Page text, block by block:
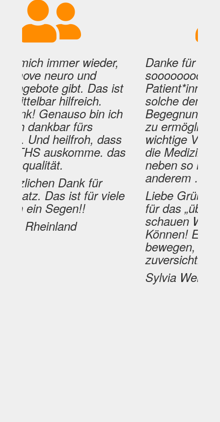
immer wieder,
neuro und
gibt. Das ist
hilfreich.
Genauso bin ich
fürs
heilfroh, dass
auskomme. das
Dank für
Das ist für viele
Segen!!
Danke für die Infos
sooooooooo
Patient*innen,
solche
Begegnungen in
zu ermöglichen.
wichtige
die Medizin besser
neben so manch
anderem …
Liebe Grüße und
für das „über-den-
schauen Wollen und
Können! Es wird
bewegen, da bin ich
zuversichtlich … 🌷
Sylvia